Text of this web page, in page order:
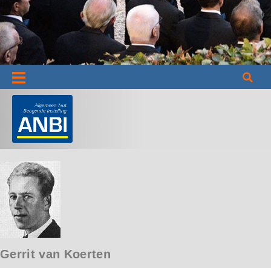
Informatie
Gerrit van Koerten